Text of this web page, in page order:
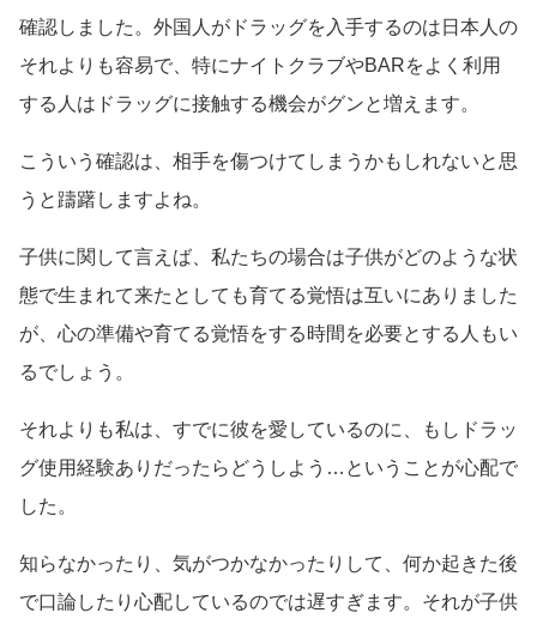
確認しました。外国人がドラッグを入手するのは日本人の
それよりも容易で、特にナイトクラブやBARをよく利用
する人はドラッグに接触する機会がグンと増えます。
こういう確認は、相手を傷つけてしまうかもしれないと思
うと躊躇しますよね。
子供に関して言えば、私たちの場合は子供がどのような状
態で生まれて来たとしても育てる覚悟は互いにありました
が、心の準備や育てる覚悟をする時間を必要とする人もい
るでしょう。
それよりも私は、すでに彼を愛しているのに、もしドラッ
グ使用経験ありだったらどうしよう…ということが心配で
した。
知らなかったり、気がつかなかったりして、何か起きた後
で口論したり心配しているのでは遅すぎます。それが子供